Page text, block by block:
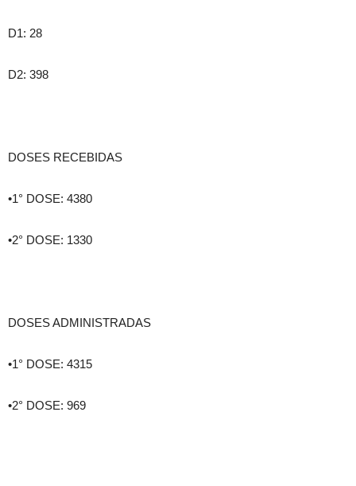
D1: 28
D2: 398
DOSES RECEBIDAS
•1° DOSE: 4380
•2° DOSE: 1330
DOSES ADMINISTRADAS
•1° DOSE: 4315
•2° DOSE: 969